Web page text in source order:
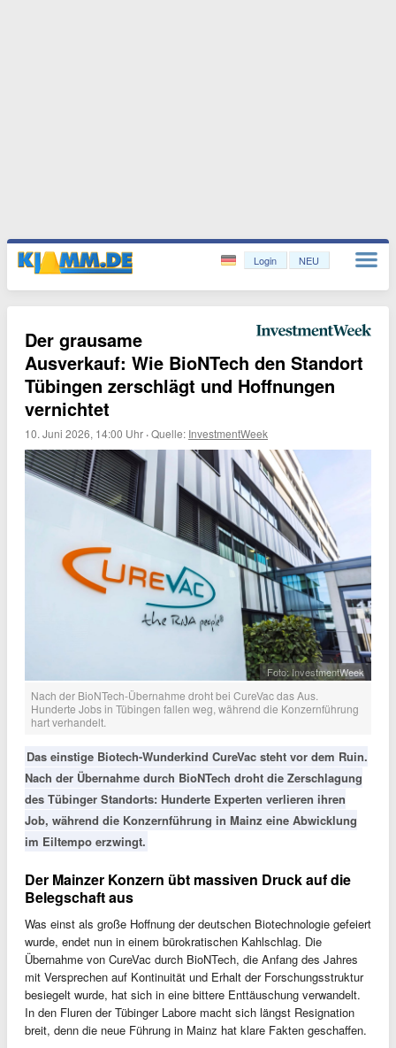
Login NEU
Der grausame
Ausverkauf: Wie BioNTech den Standort
Tübingen zerschlägt und Hoffnungen
vernichtet
10. Juni 2026, 14:00 Uhr ·Quelle: InvestmentWeek
Foto: InvestmentWeek
Nach der BioNTech-Übernahme droht bei CureVac das Aus.
Hunderte Jobs in Tübingen fallen weg, während die Konzernführung
hart verhandelt.
Das einstige Biotech-Wunderkind CureVac steht vor dem Ruin.
Nach der Übernahme durch BioNTech droht die Zerschlagung
des Tübinger Standorts: Hunderte Experten verlieren ihren
Job, während die Konzernführung in Mainz eine Abwicklung
im Eiltempo erzwingt.
Der Mainzer Konzern übt massiven Druck auf die
Belegschaft aus
Was einst als große Hoffnung der deutschen Biotechnologie gefeiert
wurde, endet nun in einem bürokratischen Kahlschlag. Die
Übernahme von CureVac durch BioNTech, die Anfang des Jahres
mit Versprechen auf Kontinuität und Erhalt der Forschungsstruktur
besiegelt wurde, hat sich in eine bittere Enttäuschung verwandelt.
In den Fluren der Tübinger Labore macht sich längst Resignation
breit, denn die neue Führung in Mainz hat klare Fakten geschaffen.